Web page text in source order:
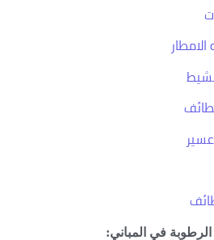
في المباني: